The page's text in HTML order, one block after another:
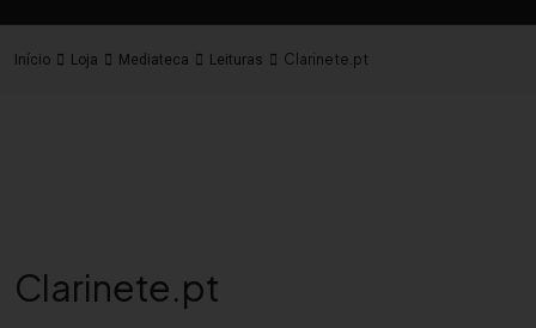
Início Loja Mediateca Leituras Clarinete.pt
Clarinete.pt